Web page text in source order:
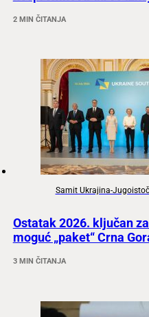
2 MIN ČITANJA
Samit Ukrajina-
Ostatak 2026. ključan
moguć „paket“ Crna
3 MIN ČITANJA